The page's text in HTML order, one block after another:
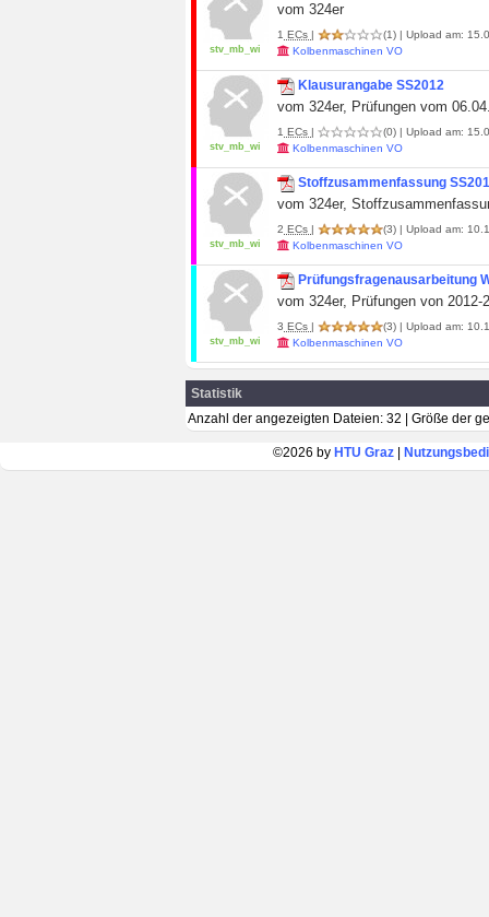
stv_mb_wi
vom 324er
1 ECs | (1) | Upload am:
Kolbenmaschinen VO
stv_mb_wi
Klausurangabe SS2012
vom 324er, Prüfungen vom
1 ECs | (0) | Upload am:
Kolbenmaschinen VO
stv_mb_wi
Stoffzusammenfassung
vom 324er,
2 ECs | (3) | Upload am:
Kolbenmaschinen VO
stv_mb_wi
Prüfungsfragenausarbeitung
vom 324er, Prüfungen von
3 ECs | (3) | Upload am:
Kolbenmaschinen VO
Statistik
Anzahl der angezeigten Dateien: 32 | Größe der
©2026 by HTU Graz|